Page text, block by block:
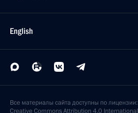
English
Все материалы сайта доступны по лицензии:
Creative Commons Attribution 4.0 International